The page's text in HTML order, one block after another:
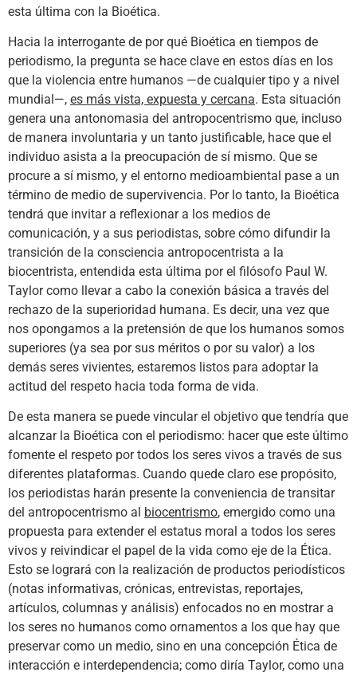
esta última con la Bioética.
Hacia la interrogante de por qué Bioética en tiempos de
periodismo, la pregunta se hace clave en estos días en los
que la violencia entre humanos —de cualquier tipo y a nivel
mundial—, es más vista, expuesta y cercana. Esta situación
genera una antonomasia del antropocentrismo que, incluso
de manera involuntaria y un tanto justificable, hace que el
individuo asista a la preocupación de sí mismo. Que se
procure a sí mismo, y el entorno medioambiental pase a un
término de medio de supervivencia. Por lo tanto, la Bioética
tendrá que invitar a reflexionar a los medios de
comunicación, y a sus periodistas, sobre cómo difundir la
transición de la consciencia antropocentrista a la
biocentrista, entendida esta última por el filósofo Paul W.
Taylor como llevar a cabo la conexión básica a través del
rechazo de la superioridad humana. Es decir, una vez que
nos opongamos a la pretensión de que los humanos somos
superiores (ya sea por sus méritos o por su valor) a los
demás seres vivientes, estaremos listos para adoptar la
actitud del respeto hacia toda forma de vida.
De esta manera se puede vincular el objetivo que tendría que
alcanzar la Bioética con el periodismo: hacer que este último
fomente el respeto por todos los seres vivos a través de sus
diferentes plataformas. Cuando quede claro ese propósito,
los periodistas harán presente la conveniencia de transitar
del antropocentrismo al biocentrismo, emergido como una
propuesta para extender el estatus moral a todos los seres
vivos y reivindicar el papel de la vida como eje de la Ética.
Esto se logrará con la realización de productos periodísticos
(notas informativas, crónicas, entrevistas, reportajes,
artículos, columnas y análisis) enfocados no en mostrar a
los seres no humanos como ornamentos a los que hay que
preservar como un medio, sino en una concepción Ética de
interacción e interdependencia; como diría Taylor, como una